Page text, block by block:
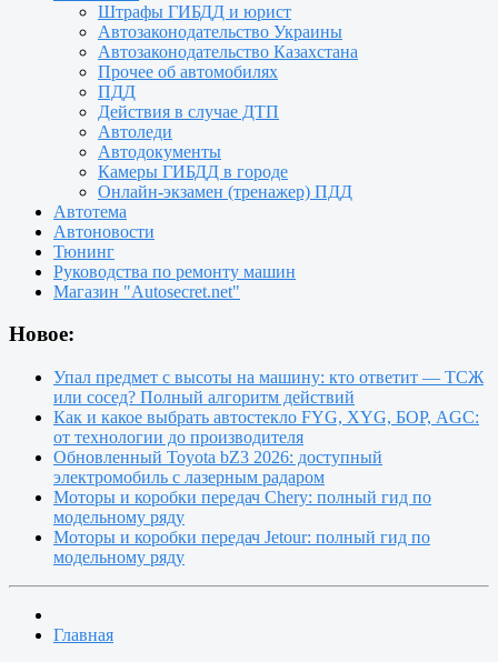
Штрафы ГИБДД и юрист
Автозаконодательство Украины
Автозаконодательство Казахстана
Прочее об автомобилях
ПДД
Действия в случае ДТП
Автоледи
Автодокументы
Камеры ГИБДД в городе
Онлайн-экзамен (тренажер) ПДД
Автотема
Автоновости
Тюнинг
Руководства по ремонту машин
Магазин "Autosecret.net"
Новое:
Упал предмет с высоты на машину: кто ответит — ТСЖ
или сосед? Полный алгоритм действий
Как и какое выбрать автостекло FYG, XYG, БОР, AGC:
от технологии до производителя
Обновленный Toyota bZ3 2026: доступный
электромобиль с лазерным радаром
Моторы и коробки передач Chery: полный гид по
модельному ряду
Моторы и коробки передач Jetour: полный гид по
модельному ряду
Главная